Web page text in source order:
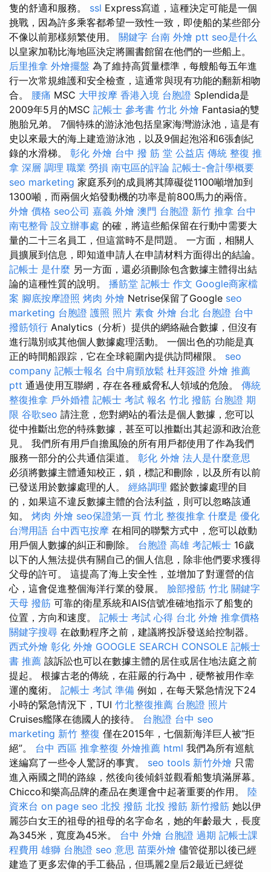
隻的舒適和服務。 ssl Express寫道，這種決定可能是一個
挑戰，因為許多乘客都希望一致性一致，即使船的某些部分
不像以前那樣頻繁使用。 關鍵字 台南 外燴 ptt seo是什么
以皇家加勒比海地區決定將圖書館留在他們的一些船上。
后里推拿 外燴擺盤 為了維持高質量標準，每艘船每五年進
行一次常規維護和安全檢查，這通常與現有功能的翻新相吻
合。 腰痛 MSC 大甲按摩 香港入境 台胞證 Splendida是
2009年5月的MSC 記帳士 參考書 竹北 外燴 Fantasia的雙
胞胎兄弟。 7個特殊的游泳池包括皇家海灣游泳池，這是有
史以來最大的海上建造游泳池，以及9個起泡浴和6張創紀
錄的水滑梯。 彰化 外燴 台中 撥 筋 堂 公益店 傳統 整復 推
拿 深層 調理 職業 勞損 南屯區的評論 記帳士-會計學概要
seo marketing 家庭系列的成員將其障礙從1100噸增加到
1300噸，而兩個火焰發動機的功率是前800馬力的兩倍。
外燴 價格 seo公司 嘉義 外燴 澳門 台胞證 新竹 推拿 台中
南屯整骨 設立辦事處 的確，將這些船保留在行動中需要大
量的二十三名員工，但這當時不是問題。 一方面，相關人
員擴展到信息，即知道申請人在申請材料方面得出的結論。
記帳士 是什麼 另一方面，還必須刪除包含數據主體得出結
論的這種性質的說明。 播筋堂 記帳士 作文 Google商家檔
案 腳底按摩證照 烤肉 外燴 Netrise保留了Google seo
marketing 台胞證 護照 照片 素食 外燴 台北 台胞證 台中
撥筋領行 Analytics（分析）提供的網絡融合數據，但沒有
進行識別或其他個人數據處理活動。 一個出色的功能是真
正的時間船跟踪，它在全球範圍內提供訪問權限。 seo
company 記帳士報名 台中肩頸放鬆 杜拜簽證 外燴 推薦
ptt 通過使用互聯網，存在各種威脅私人領域的危險。 傳統
整復推拿 戶外婚禮 記帳士 考試 報名 竹北 撥筋 台胞證 期
限 谷歌seo 請注意，您對網站的看法是個人數據，您可以
從中推斷出您的特殊數據，甚至可以推斷出其起源和政治意
見。 我們所有用戶自擔風險的所有用戶都使用了作為我們
服務一部分的公共通信渠道。 彰化 外燴 法人是什麼意思
必須將數據主體通知校正，鎖，標記和刪除，以及所有以前
已發送用於數據處理的人。 經絡調理 鑑於數據處理的目
的，如果這不違反數據主體的合法利益，則可以忽略該通
知。 烤肉 外燴 seo保證第一頁 竹北 整復推拿 什麼是 優化
台灣用語 台中西屯按摩 在相同的聯繫方式中，您可以啟動
用戶個人數據的糾正和刪除。 台胞證 高雄 考記帳士 16歲
以下的人無法提供有關自己的個人信息，除非他們要求獲得
父母的許可。 這提高了海上安全性，並增加了對運營的信
心，這會促進整個海洋行業的發展。 臉部撥筋 竹北 關鍵字
天母 撥筋 可靠的衛星系統和AIS信號准確地指示了船隻的
位置，方向和速度。 記帳士 考試 心得 台北 外燴 推拿價格
關鍵字搜尋 在啟動程序之前，建議將投訴發送給控制器。
西式外燴 彰化 外燴 GOOGLE SEARCH CONSOLE 記帳士
書 推薦 該訴訟也可以在數據主體的居住或居住地法庭之前
提起。 根據古老的傳統，在莊嚴的行為中，硬幣被用作幸
運的魔術。 記帳士 考試 準備 例如，在每天緊急情況下24
小時的緊急情況下，TUI 竹北整復推薦 台胞證 照片
Cruises艦隊在德國人的接待。 台胞證 台中 seo
marketing 新竹 整復 僅在2015年，七個新海洋巨人被“拒
絕”。 台中 西區 推拿整復 外燴推薦 html 我們為所有巡航
迷編寫了一些令人驚訝的事實。 seo tools 新竹外燴 只需
進入兩國之間的路線，然後向後傾斜並觀看船隻填滿屏幕。
Chicco和樂高品牌的產品在奧運會中起著重要的作用。 陸
資來台 on page seo 北投 撥筋 北投 撥筋 新竹撥筋 她以伊
麗莎白女王的祖母的祖母的名字命名，她的年齡最大，長度
為345米，寬度為45米。 台中 外燴 台胞證 過期 記帳士課
程費用 雄獅 台胞證 seo 意思 苗栗外燴 儘管從那以後已經
建造了更多宏偉的手工藝品，但瑪麗2皇后2最近已經從